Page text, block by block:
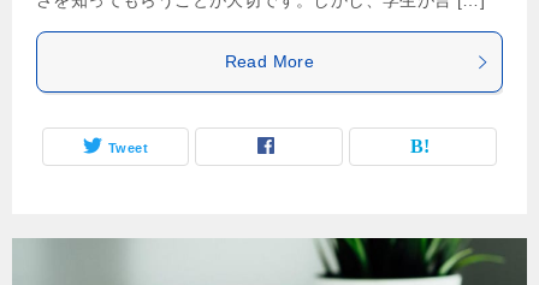
Read More
Tweet